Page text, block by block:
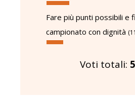
Fare più punti possibili e
campionato con dignità
Voti totali: